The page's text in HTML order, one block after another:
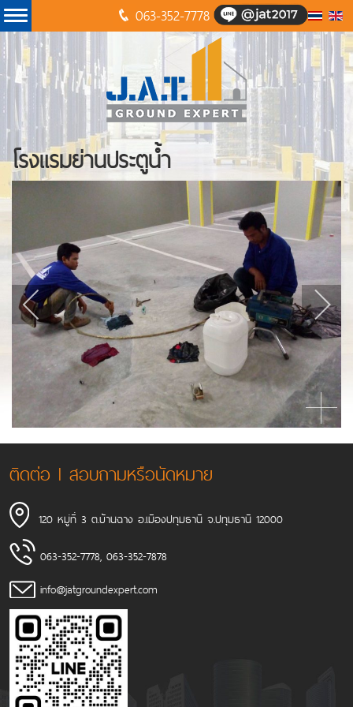
063-352-7778
โรงแรมย่านประตูน้ำ
ติดต่อ l สอบถามหรือนัดหมาย
120 หมู่ที่ 3 ต.บ้านฉาง อ.เมืองปทุมธานี จ.ปทุมธานี 12000
063-352-7778, 063-352-7878
info@jatgroundexpert.com